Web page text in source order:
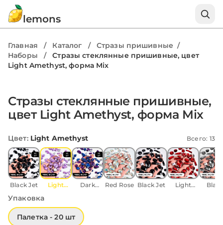
lemons
Главная / Каталог / Стразы пришивные /
Наборы
/
Стразы стеклянные пришивные, цвет
Light Amethyst, форма Mix
Стразы стеклянные пришивные,
цвет Light Amethyst, форма Mix
Цвет: Light Amethyst Всего: 13
Black Jet
Light
Dark
Red Rose Black Jet
Light
Упаковка
Палетка - 20 шт